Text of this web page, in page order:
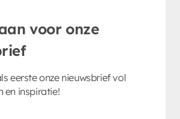
voor onze
eerste onze nieuwsbrief vol
en inspiratie!